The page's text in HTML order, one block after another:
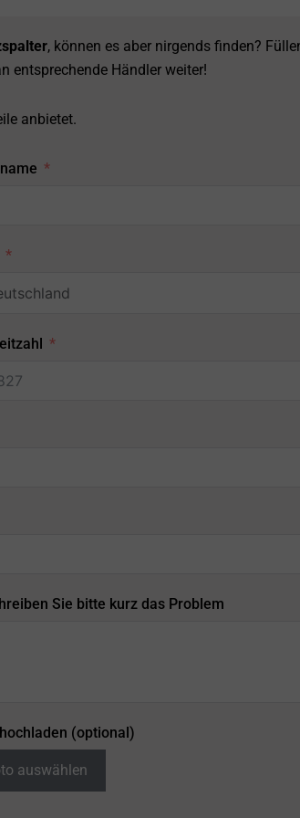
, können es aber nirgends finden?
entsprechende Händler weiter!
anbietet.
Sie bitte kurz das Problem
(optional)
auswählen